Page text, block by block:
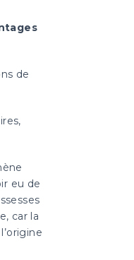
de
eu de
car la